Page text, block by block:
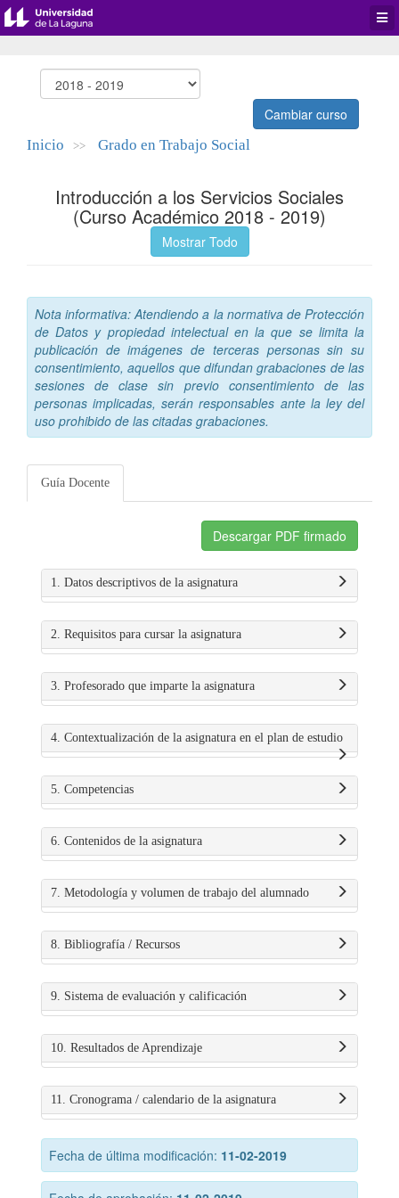
Cambiar curso
Inicio >> Grado en Trabajo Social
Introducción a los Servicios Sociales
(Curso Académico 2018 - 2019)
Mostrar Todo
Nota informativa: Atendiendo a la normativa de Protección
de Datos y propiedad intelectual en la que se limita la
publicación de imágenes de terceras personas sin su
consentimiento, aquellos que difundan grabaciones de las
sesiones de clase sin previo consentimiento de las
personas implicadas, serán responsables ante la ley del
uso prohibido de las citadas grabaciones.
Guía Docente
Descargar PDF firmado
1. Datos descriptivos de la asignatura
2. Requisitos para cursar la asignatura
3. Profesorado que imparte la asignatura
4. Contextualización de la asignatura en el plan de estudio
5. Competencias
6. Contenidos de la asignatura
7. Metodología y volumen de trabajo del alumnado
8. Bibliografía / Recursos
9. Sistema de evaluación y calificación
10. Resultados de Aprendizaje
11. Cronograma / calendario de la asignatura
Fecha de última modificación: 11-02-2019